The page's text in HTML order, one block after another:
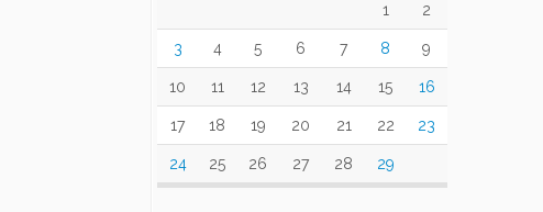
1 2
3 4 5 6 7 8 9
10 11 12 13 14 15 16
17 18 19 20 21 22 23
24 25 26 27 28 29